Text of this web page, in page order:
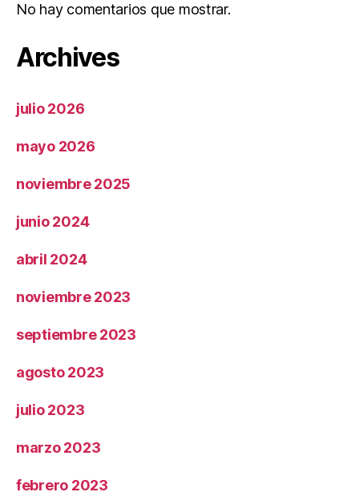
No hay comentarios que mostrar.
Archives
julio 2026
mayo 2026
noviembre 2025
junio 2024
abril 2024
noviembre 2023
septiembre 2023
agosto 2023
julio 2023
marzo 2023
febrero 2023